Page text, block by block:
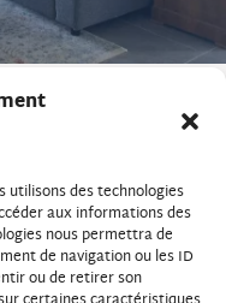
utilisons des technologies
aux informations des
nous permettra de
de navigation ou les ID
ou de retirer son